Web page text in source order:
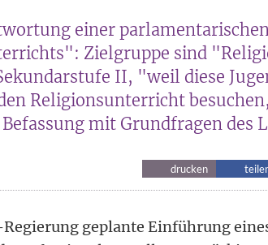
einer
Zielgruppe sind
II, "weil diese
Religionsunterricht
mit Grundfragen des
drucken
geplante Einführung